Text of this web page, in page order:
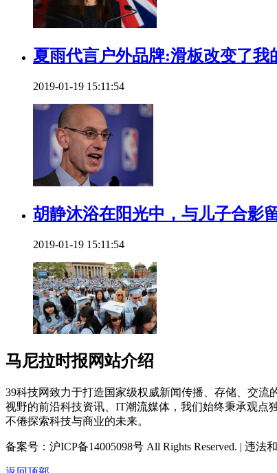
夏雨代言户外品牌:滑板改变了我
2019-01-19 15:11:54
胡静沐浴在阳光中，与儿子合影
2019-01-19 15:11:54
马尼拉时报网站介绍
39科技网致力于打造国家级权威新闻传播、存储、交
视野的前沿科技资讯、IT潮流媒体，我们始终秉承观点
不倦探索科技与商业的未来。
备案号：沪ICP备14005098号 All Rights Reserved. | 违法